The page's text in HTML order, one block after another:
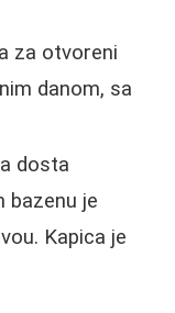
za otvoreni
danom, sa
dosta
bazenu je
Kapica je